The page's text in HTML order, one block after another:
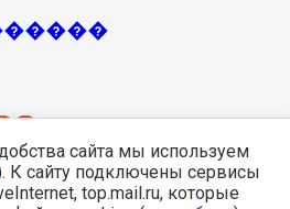
сайта мы используем
К сайту подключены сервисы
top.mail.ru, которые